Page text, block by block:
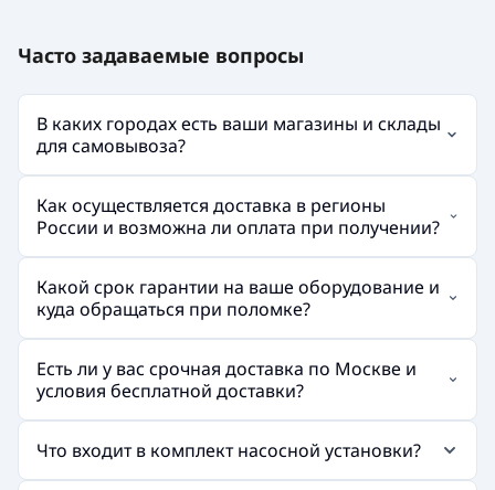
Часто задаваемые вопросы
В каких городах есть ваши магазины и склады
для самовывоза?
Как осуществляется доставка в регионы
России и возможна ли оплата при получении?
Какой срок гарантии на ваше оборудование и
куда обращаться при поломке?
Есть ли у вас срочная доставка по Москве и
условия бесплатной доставки?
Что входит в комплект насосной установки?